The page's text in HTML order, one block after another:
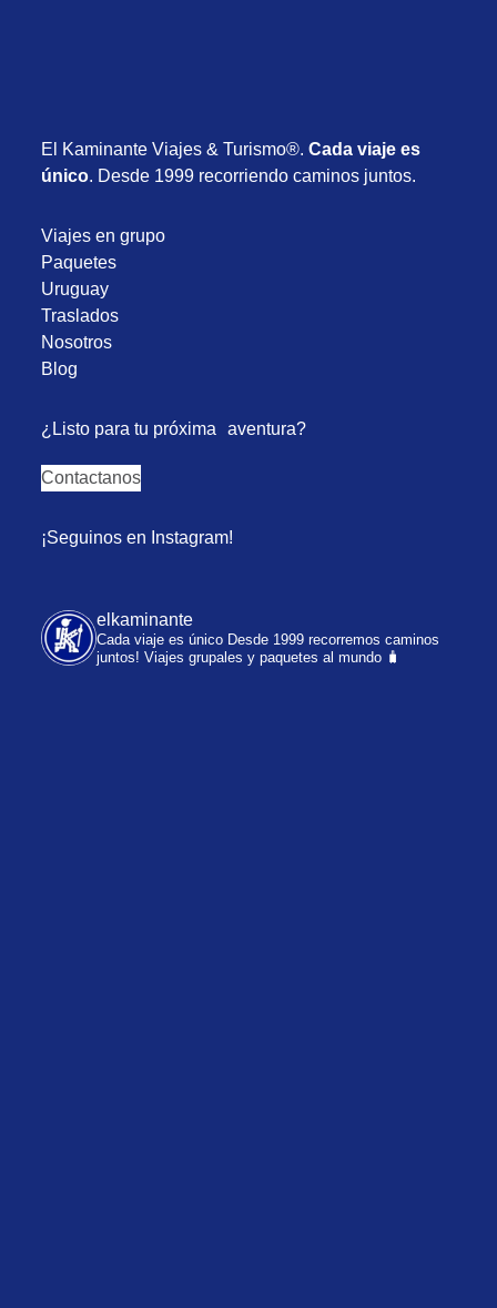
El Kaminante Viajes & Turismo®.Cada viaje es
único. Desde 1999 recorriendo caminos juntos.
Viajes en grupo
Paquetes
Uruguay
Traslados
Nosotros
Blog
¿Listo para tu próxima aventura?
Contactanos
¡Seguinos en Instagram!
elkaminante
Cada viaje es único Desde 1999 recorremos caminos
juntos! Viajes grupales y paquetes al mundo 🧳